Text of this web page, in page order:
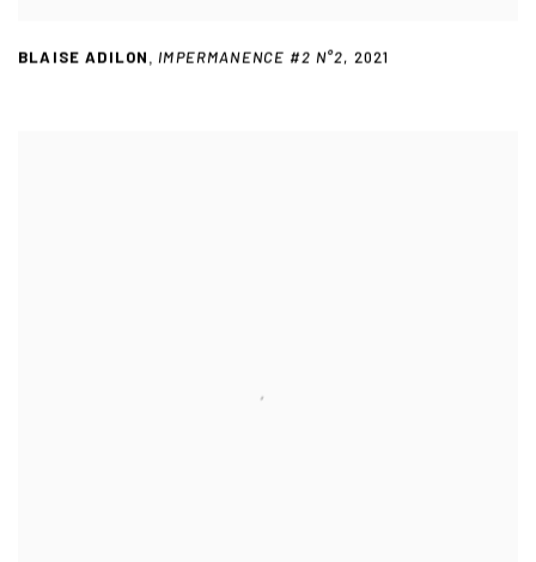
BLAISE ADILON , IMPERMANENCE #2 N°2, 2021